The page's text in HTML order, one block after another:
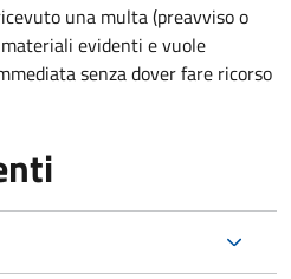
una multa (preavviso o
evidenti e vuole
senza dover fare ricorso